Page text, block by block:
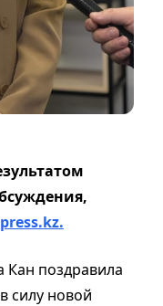
поздравила
силу новой